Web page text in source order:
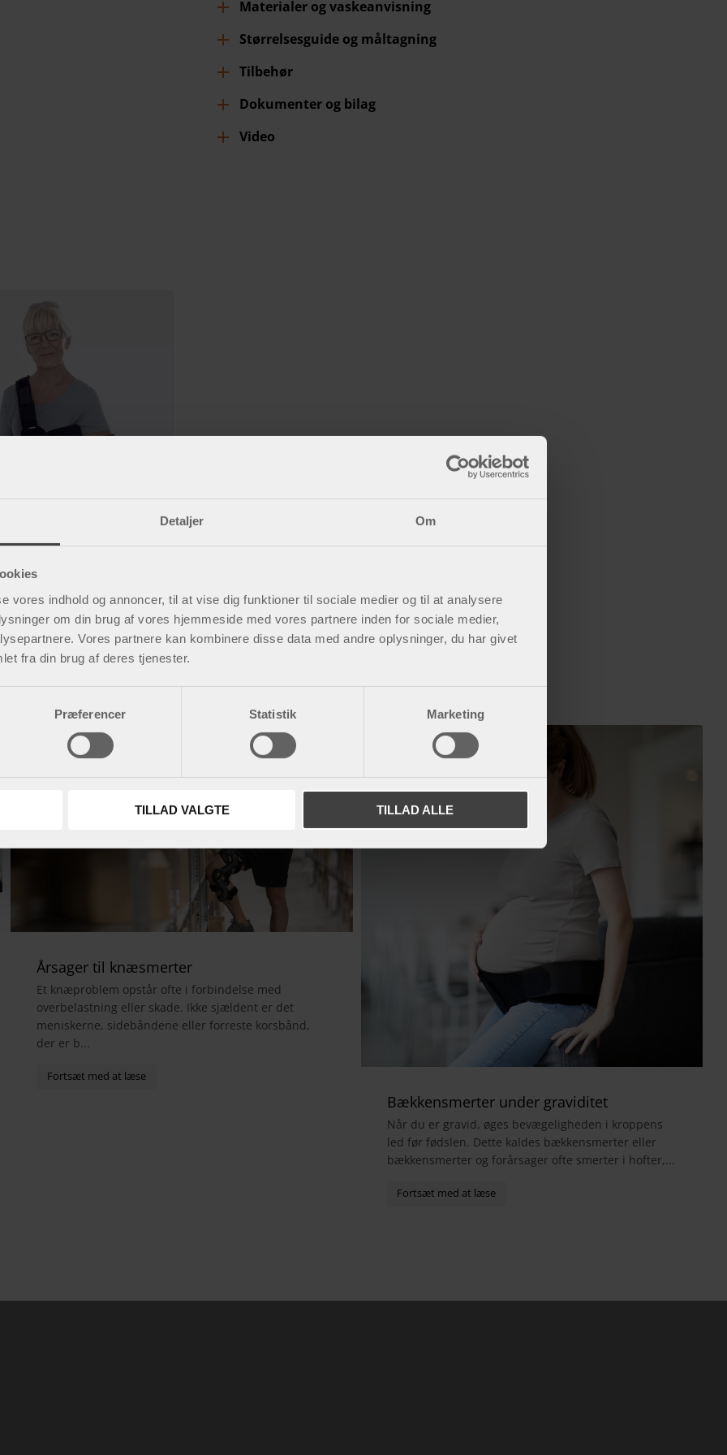
Detaljer Om
vores indhold og annoncer, til at vise dig funktioner til sociale medier og til at analysere
om din brug af vores hjemmeside med vores partnere inden for sociale medier,
Vores partnere kan kombinere disse data med andre oplysninger, du har givet
fra din brug af deres tjenester.
Præferencer Statistik Marketing
TILLAD VALGTE TILLAD ALLE
Materialer og vaskeanvisning
Størrelsesguide og måltagning
Tilbehør
Dokumenter og bilag
Video
skulderleddet.
Årsager til knæsmerter
Et knæproblem opstår ofte i forbindelse med
overbelastning eller skade. Ikke sjældent er det
meniskerne, sidebåndene eller forreste korsbånd,
der er b...
Bækkensmerter under graviditet
Når du er gravid, øges bevægeligheden i kroppens
led før fødslen. Dette kaldes bækkensmerter eller
bækkensmerter og forårsager ofte smerter i hofter,...